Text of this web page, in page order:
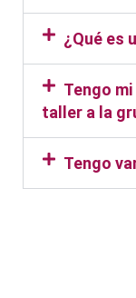
¿Qué es
Tengo
taller a la
Tengo